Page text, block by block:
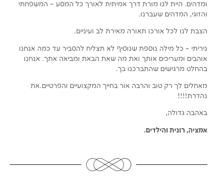
ומדהים. היית לנו מורת דרך אמיתית לאורך כל המסע – המשפחתי
והזוגי, המדהים שעברנו.
הצבת לנו לכל אורכו תאורה מאירת לב ועיניים.
ניריתי – כל מילה נוספת שנוסיף לא תצליח להסביר עד כמה אנחנו
אוהבים ומעריכים אותך ואת מה שאת הבאת ומביאה אתך. אנחנו
בהחלט מרגישים שהתברכנו בך.
מאחלים לך רק טוב והרבה אור בחייך המקצועיים והפרטיים.את
נהדרת!!!!
באהבה גדולה,
אמציה, רונית והילדים.